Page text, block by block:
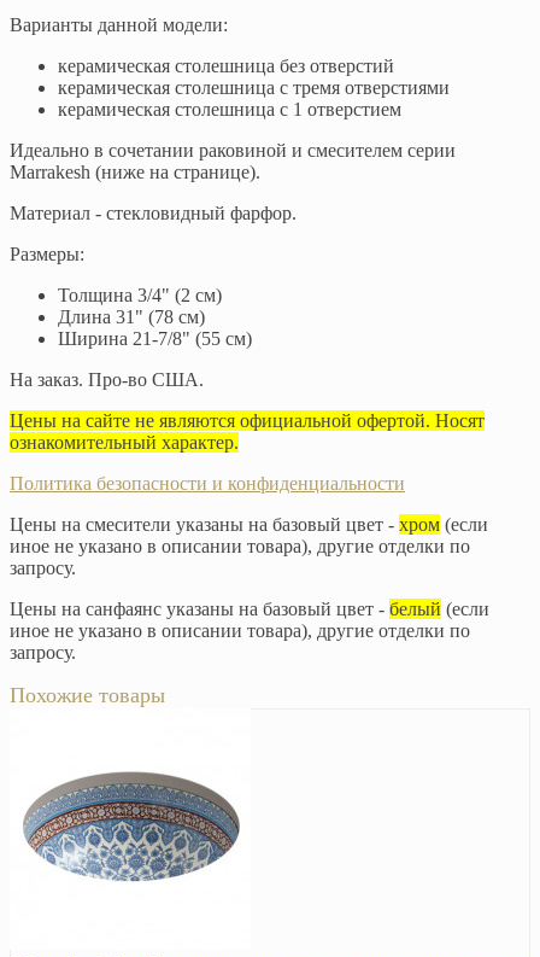
Варианты данной модели:
керамическая столешница без отверстий
керамическая столешница с тремя отверстиями
керамическая столешница с 1 отверстием
Идеально в сочетании раковиной и смесителем серии
Marrakesh (ниже на странице).
Материал - стекловидный фарфор.
Размеры:
Толщина 3/4" (2 см)
Длина 31" (78 см)
Ширина 21-7/8" (55 см)
На заказ. Про-во США.
Цены на сайте не являются официальной офертой. Носят
ознакомительный характер.
Политика безопасности и конфиденциальности
Цены на смесители указаны на базовый цвет - хром (если
иное не указано в описании товара), другие отделки по
запросу.
Цены на санфаянс указаны на базовый цвет - белый (если
иное не указано в описании товара), другие отделки по
запросу.
Похожие товары